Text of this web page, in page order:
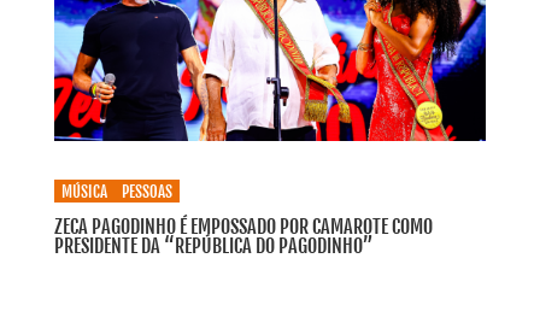
MÚSICA PESSOAS
ZECA PAGODINHO É EMPOSSADO POR CAMAROTE COMO
PRESIDENTE DA “REPÚBLICA DO PAGODINHO”